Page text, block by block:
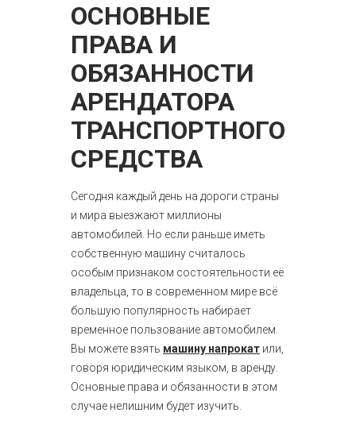
ОСНОВНЫЕ
ПРАВА И
ОБЯЗАННОСТИ
АРЕНДАТОРА
ТРАНСПОРТНОГО
СРЕДСТВА
Сегодня каждый день на дороги страны
и мира выезжают миллионы
автомобилей. Но если раньше иметь
собственную машину считалось
особым признаком состоятельности её
владельца, то в современном мире всё
большую популярность набирает
временное пользование автомобилем.
Вы можете взять машину напрокат или,
говоря юридическим языком, в аренду.
Основные права и обязанности в этом
случае нелишним будет изучить.